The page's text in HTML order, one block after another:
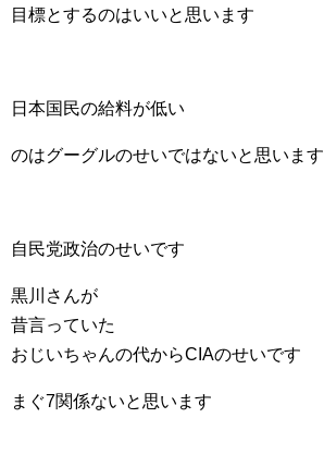
目標とするのはいいと思います
日本国民の給料が低い
のはグーグルのせいではないと思います
自民党政治のせいです
黒川さんが
昔言っていた
おじいちゃんの代からCIAのせいです
まぐ7関係ないと思います